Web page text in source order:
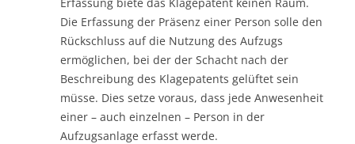
Die Erfassung der Präsenz einer Person solle den
Rückschluss auf die Nutzung des Aufzugs
ermöglichen, bei der der Schacht nach der
Beschreibung des Klagepatents gelüftet sein
müsse. Dies setze voraus, dass jede Anwesenheit
einer – auch einzelnen – Person in der
Aufzugsanlage erfasst werde.